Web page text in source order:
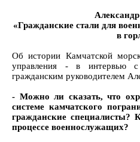
«Гражданские стали для
в
Об истории Камчатской
управления - в интервью
гражданским руководителем
- Можно ли сказать, что
системе камчатского
гражданские специалисты?
процессе военнослужащих?